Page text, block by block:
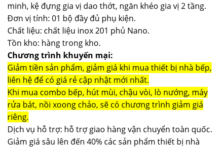
minh, kệ đựng gia vị dao thớt, ngăn khéo gia vị 2 tầng.
Đơn vị tính: 01 bộ đầy đủ phụ kiện.
Chất liệu: chất liệu inox 201 phủ Nano.
Tồn kho: hàng trong kho.
Chương trình khuyến mại:
Giảm tiền sản phẩm, giảm giá khi mua thiết bị nhà bếp,
liên hệ để có giá rẻ cập nhật mới nhất.
Khi mua combo bếp, hút mùi, chậu vòi, lò nướng, máy
rửa bát, nồi xoong chảo, sẽ có chương trình giảm giá
riêng.
Dịch vụ hỗ trợ: hỗ trợ giao hàng vận chuyển toàn quốc.
Giảm giá sâu lên đến 40% các sản phẩm thiết bị nhà